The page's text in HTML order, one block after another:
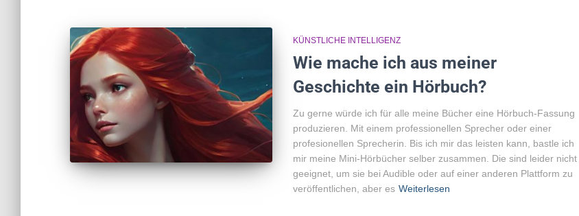
KÜNSTLICHE INTELLIGENZ
Wie mache ich aus meiner
Geschichte ein Hörbuch?
Zu gerne würde ich für alle meine Bücher eine Hörbuch-Fassung
produzieren. Mit einem professionellen Sprecher oder einer
profesionellen Sprecherin. Bis ich mir das leisten kann, bastle ich
mir meine Mini-Hörbücher selber zusammen. Die sind leider nicht
geeignet, um sie bei Audible oder auf einer anderen Plattform zu
veröffentlichen, aber es Weiterlesen